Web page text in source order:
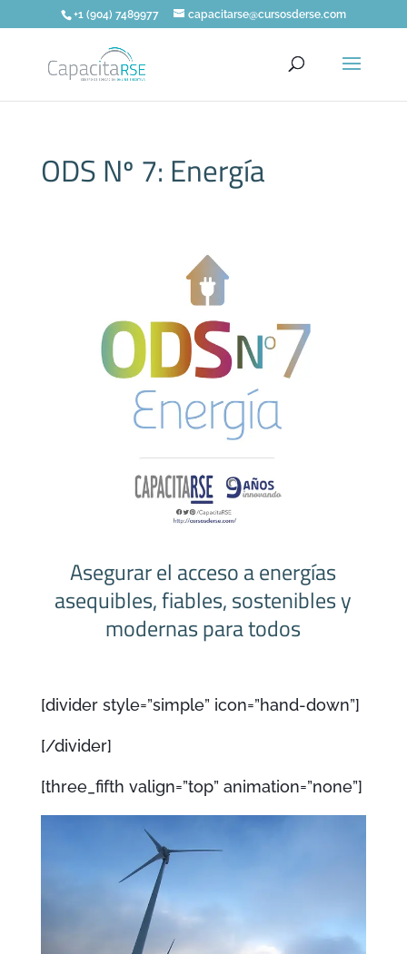
+1 (904) 7489977 capacitarse@cursosderse.com
ODS Nº 7: Energía
Asegurar el acceso a energías
asequibles, fiables, sostenibles y
modernas para todos
[divider style=”simple” icon=”hand-down”]
[/divider]
[three_fifth valign=”top” animation=”none”]